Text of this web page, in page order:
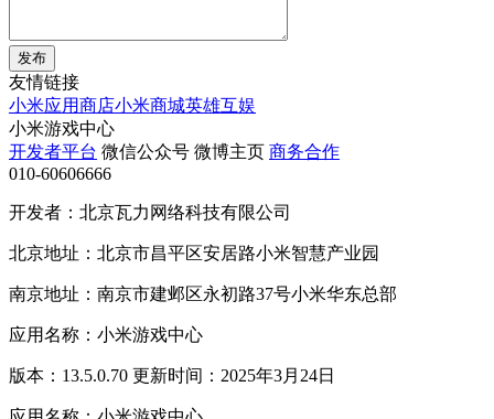
发布
友情链接
小米应用商店小米商城英雄互娱
小米游戏中心
开发者平台 微信公众号 微博主页 商务合作
010-60606666
开发者：北京瓦力网络科技有限公司
北京地址：北京市昌平区安居路小米智慧产业园
南京地址：南京市建邺区永初路37号小米华东总部
应用名称：小米游戏中心
版本：13.5.0.70 更新时间：2025年3月24日